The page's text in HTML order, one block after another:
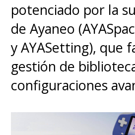
potenciado por la
de Ayaneo
y AYASetting), que
gestión de
configuraciones